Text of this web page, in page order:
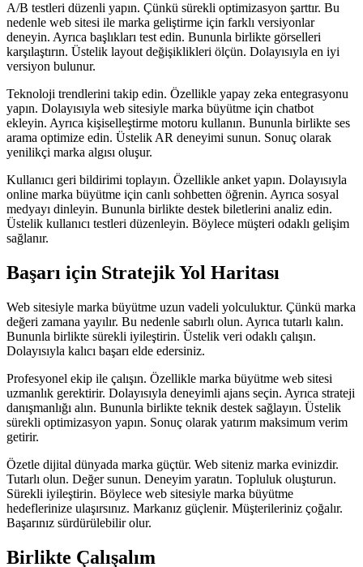
A/B testleri düzenli yapın. Çünkü sürekli optimizasyon şarttır. Bu
nedenle web sitesi ile marka geliştirme için farklı versiyonlar
deneyin. Ayrıca başlıkları test edin. Bununla birlikte görselleri
karşılaştırın. Üstelik layout değişiklikleri ölçün. Dolayısıyla en iyi
versiyon bulunur.
Teknoloji trendlerini takip edin. Özellikle yapay zeka entegrasyonu
yapın. Dolayısıyla web sitesiyle marka büyütme için chatbot
ekleyin. Ayrıca kişiselleştirme motoru kullanın. Bununla birlikte ses
arama optimize edin. Üstelik AR deneyimi sunun. Sonuç olarak
yenilikçi marka algısı oluşur.
Kullanıcı geri bildirimi toplayın. Özellikle anket yapın. Dolayısıyla
online marka büyütme için canlı sohbetten öğrenin. Ayrıca sosyal
medyayı dinleyin. Bununla birlikte destek biletlerini analiz edin.
Üstelik kullanıcı testleri düzenleyin. Böylece müşteri odaklı gelişim
sağlanır.
Başarı için Stratejik Yol Haritası
Web sitesiyle marka büyütme uzun vadeli yolculuktur. Çünkü marka
değeri zamana yayılır. Bu nedenle sabırlı olun. Ayrıca tutarlı kalın.
Bununla birlikte sürekli iyileştirin. Üstelik veri odaklı çalışın.
Dolayısıyla kalıcı başarı elde edersiniz.
Profesyonel ekip ile çalışın. Özellikle marka büyütme web sitesi
uzmanlık gerektirir. Dolayısıyla deneyimli ajans seçin. Ayrıca strateji
danışmanlığı alın. Bununla birlikte teknik destek sağlayın. Üstelik
sürekli optimizasyon yapın. Sonuç olarak yatırım maksimum verim
getirir.
Özetle dijital dünyada marka güçtür. Web siteniz marka evinizdir.
Tutarlı olun. Değer sunun. Deneyim yaratın. Topluluk oluşturun.
Sürekli iyileştirin. Böylece web sitesiyle marka büyütme
hedeflerinize ulaşırsınız. Markanız güçlenir. Müşterileriniz çoğalır.
Başarınız sürdürülebilir olur.
Birlikte Çalışalım